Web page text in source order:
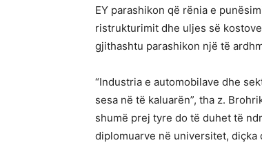
EY parashikon që rënia e
ristrukturimit dhe uljes së
gjithashtu parashikon një të
“Industria e automobilave dhe
sesa në të kaluarën”, tha z.
shumë prej tyre do të duhet të
diplomuarve në universitet, diçka